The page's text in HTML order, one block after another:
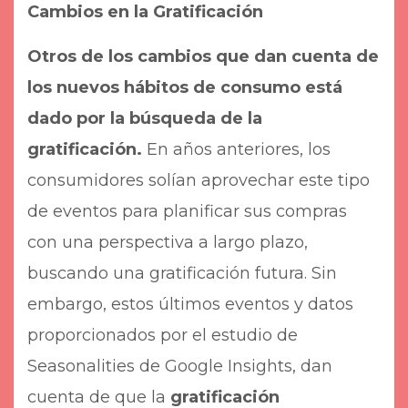
Cambios en la Gratificación
Otros de los cambios que dan cuenta de
los nuevos hábitos de consumo está
dado por la búsqueda de la
gratificación. En años anteriores, los
consumidores solían aprovechar este tipo
de eventos para planificar sus compras
con una perspectiva a largo plazo,
buscando una gratificación futura. Sin
embargo, estos últimos eventos y datos
proporcionados por el estudio de
Seasonalities de Google Insights, dan
cuenta de que la gratificación